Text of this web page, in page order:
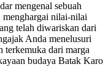
mengenal sebuah
menghargai nilai-nilai
telah diwariskan dari
Anda menelusuri
terkemuka dari marga
budaya Batak Karo